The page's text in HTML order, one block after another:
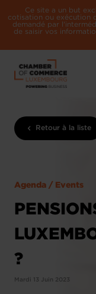
Ce site a un but
cotisation ou exécution
demandé par
de saisir vos
Retour à la liste
Agenda / Events
?
Mardi 13 Juin 2023